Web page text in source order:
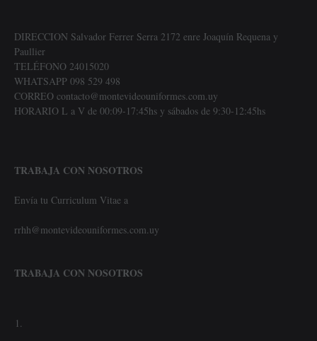
DIRECCION Salvador Ferrer Serra 2172 enre Joaquín Requena y
Paullier
TELÉFONO 24015020
WHATSAPP 098 529 498
CORREO contacto@montevideouniformes.com.uy
HORARIO L a V de 00:09-17:45hs y sábados de 9:30-12:45hs
TRABAJA CON NOSOTROS
Envía tu Curriculum Vitae a
rrhh@montevideouniformes.com.uy
TRABAJA CON NOSOTROS